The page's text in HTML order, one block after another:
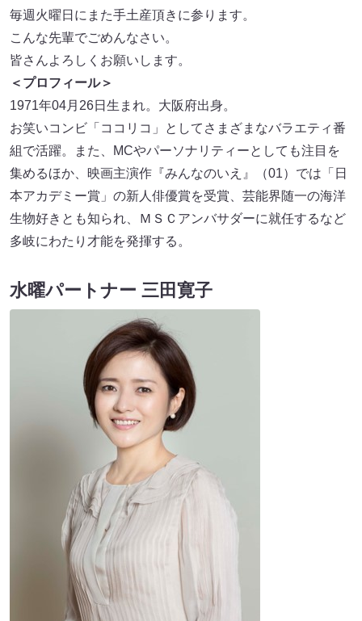
毎週火曜日にまた手土産頂きに参ります。
こんな先輩でごめんなさい。
皆さんよろしくお願いします。
＜プロフィール＞
1971年04月26日生まれ。大阪府出身。
お笑いコンビ「ココリコ」としてさまざまなバラエティ番
組で活躍。また、MCやパーソナリティーとしても注目を
集めるほか、映画主演作『みんなのいえ』（01）では「日
本アカデミー賞」の新人俳優賞を受賞、芸能界随一の海洋
生物好きとも知られ、ＭＳＣアンバサダーに就任するなど
多岐にわたり才能を発揮する。
水曜パートナー 三田寛子